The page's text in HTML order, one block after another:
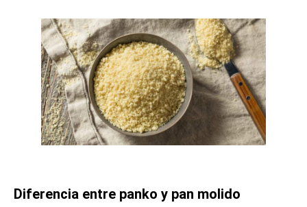
Diferencia entre panko y pan molido